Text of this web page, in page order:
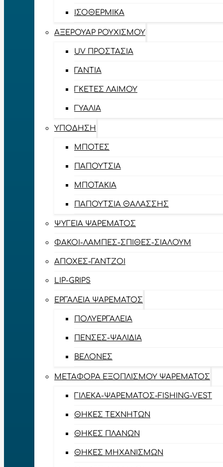
ΙΣΟΘΕΡΜΙΚΆ
ΑΞΕΡΟΥΆΡ ΡΟΥΧΙΣΜΟΎ
UV ΠΡΟΣΤΑΣΊΑ
ΓΆΝΤΙΑ
ΓΚΈΤΕΣ ΛΑΊΜΟΥ
ΓΥΑΛΙΆ
ΥΠΌΔΗΣΗ
ΜΠΌΤΕΣ
ΠΑΠΟΎΤΣΙΑ
ΜΠΟΤΆΚΙΑ
ΠΑΠΟΎΤΣΙΑ ΘΑΛΆΣΣΗΣ
ΨΥΓΕΊΑ ΨΑΡΈΜΑΤΟΣ
ΦΑΚΟΊ-ΛΆΜΠΕΣ-ΣΠΊΘΕΣ-ΣΊΑΛΟΥΜ
ΑΠΌΧΕΣ-ΓΆΝΤΖΟΙ
LIP-GRIPS
EΡΓΑΛΕΊΑ ΨΑΡΈΜΑΤΟΣ
ΠΟΛΥΕΡΓΑΛΕΊΑ
ΠΈΝΣΕΣ-ΨΑΛΊΔΙΑ
ΒΕΛΌΝΕΣ
ΜΕΤΑΦΟΡΆ ΕΞΟΠΛΙΣΜΟΎ ΨΑΡΈΜΑΤΟΣ
ΓΙΛΈΚΑ-ΨΑΡΈΜΑΤΟΣ-FISHING-VEST
ΘΉΚΕΣ ΤΕΧΝΗΤΏΝ
ΘΉΚΕΣ ΠΛΆΝΩΝ
ΘΉΚΕΣ ΜΗΧΑΝΙΣΜΏΝ